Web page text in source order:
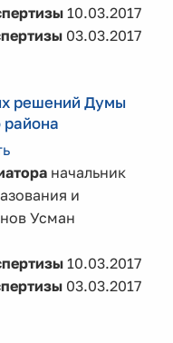
10.03.2017
03.03.2017
решений Думы
начальник
и
Усман
10.03.2017
03.03.2017